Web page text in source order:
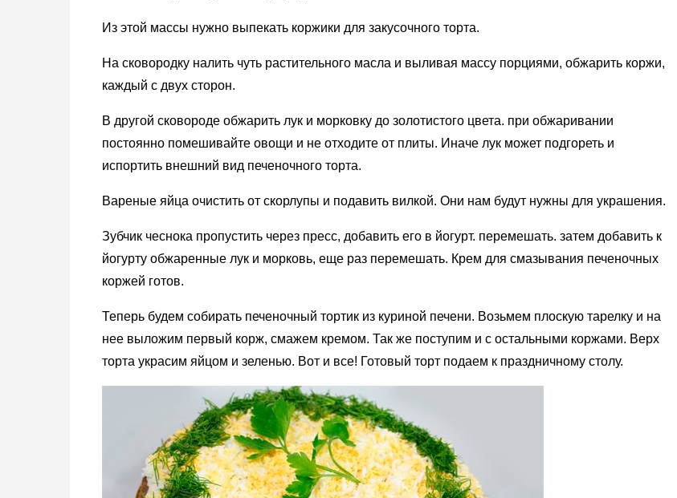
Из этой массы нужно выпекать коржики для закусочного торта.
На сковородку налить чуть растительного масла и выливая массу порциями, обжарить коржи,
каждый с двух сторон.
В другой сковороде обжарить лук и морковку до золотистого цвета. при обжаривании
постоянно помешивайте овощи и не отходите от плиты. Иначе лук может подгореть и
испортить внешний вид печеночного торта.
Вареные яйца очистить от скорлупы и подавить вилкой. Они нам будут нужны для украшения.
Зубчик чеснока пропустить через пресс, добавить его в йогурт. перемешать. затем добавить к
йогурту обжаренные лук и морковь, еще раз перемешать. Крем для смазывания печеночных
коржей готов.
Теперь будем собирать печеночный тортик из куриной печени. Возьмем плоскую тарелку и на
нее выложим первый корж, смажем кремом. Так же поступим и с остальными коржами. Верх
торта украсим яйцом и зеленью. Вот и все! Готовый торт подаем к праздничному столу.